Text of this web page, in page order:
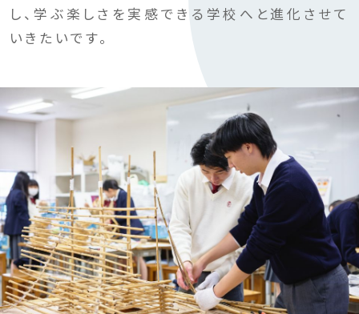
し、学ぶ楽しさを実感できる学校へと進化させて
いきたいです。